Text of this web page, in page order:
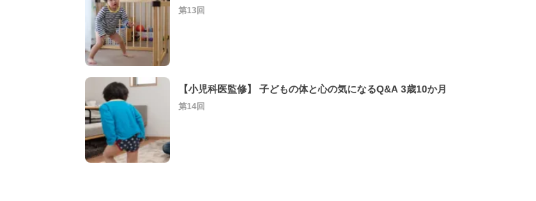
第13回
【小児科医監修】 子どもの体と心の気になるQ&A 3歳10か月
第14回